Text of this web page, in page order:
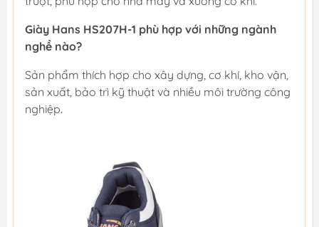
Giày Hans HS207H-1 phù hợp với những ngành
nghề nào?
Sản phẩm thích hợp cho xây dựng, cơ khí, kho vận,
sản xuất, bảo trì kỹ thuật và nhiều môi trường công
nghiệp.